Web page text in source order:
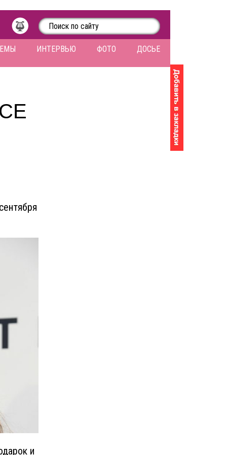
ИНТЕРВЬЮ ФОТО ДОСЬЕ
и